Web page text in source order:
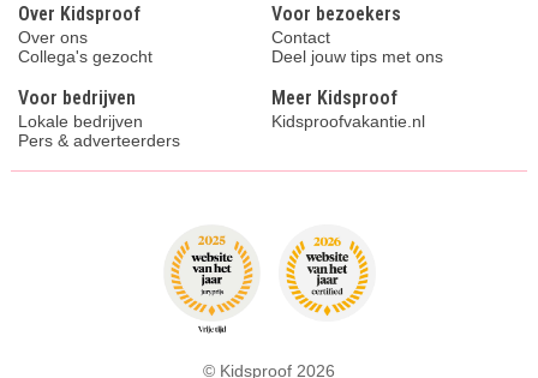
Over Kidsproof
Over ons
Collega's gezocht
Voor bezoekers
Contact
Deel jouw tips met ons
Voor bedrijven
Lokale bedrijven
Pers & adverteerders
Meer Kidsproof
Kidsproofvakantie.nl
© Kidsproof 2026